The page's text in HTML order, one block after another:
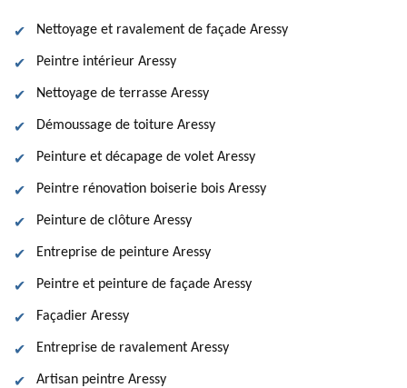
Nettoyage et ravalement de façade Aressy
Peintre intérieur Aressy
Nettoyage de terrasse Aressy
Démoussage de toiture Aressy
Peinture et décapage de volet Aressy
Peintre rénovation boiserie bois Aressy
Peinture de clôture Aressy
Entreprise de peinture Aressy
Peintre et peinture de façade Aressy
Façadier Aressy
Entreprise de ravalement Aressy
Artisan peintre Aressy